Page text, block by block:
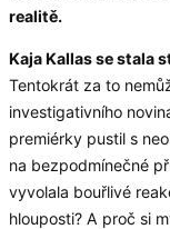
realitě.
Kaja Kallas se stala
Tentokrát za to
investigativního
premiérky pustil s
na bezpodmínečné
vyvolala bouřlivé
hlouposti? A proč si